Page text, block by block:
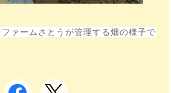
ァームさとうが管理する畑の様子で